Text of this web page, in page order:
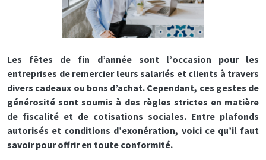
Les fêtes de fin d’année sont l’occasion pour les
entreprises de remercier leurs salariés et clients à travers
divers cadeaux ou bons d’achat. Cependant, ces gestes de
générosité sont soumis à des règles strictes en matière
de fiscalité et de cotisations sociales. Entre plafonds
autorisés et conditions d’exonération, voici ce qu’il faut
savoir pour offrir en toute conformité.